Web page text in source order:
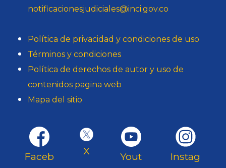
notificacionesjudiciales@inci.gov.co
Política de privacidad y condiciones de uso
Términos y condiciones
Política de derechos de autor y uso de
contenidos pagina web
Mapa del sitio
Faceb
X
Yout
Instag